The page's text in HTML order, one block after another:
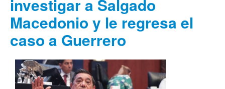
investigar a Salgado
Macedonio y le regresa el
caso a Guerrero